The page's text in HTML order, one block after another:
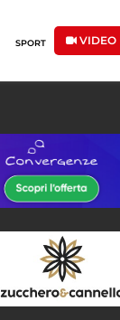
SPORT VIDEO